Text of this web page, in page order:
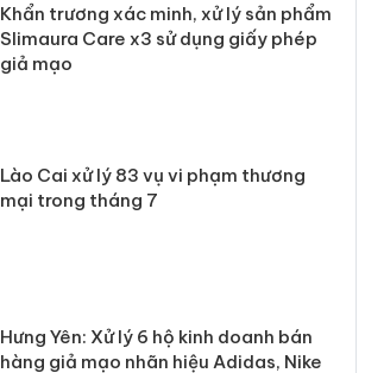
Khẩn trương xác minh, xử lý sản phẩm
Slimaura Care x3 sử dụng giấy phép
giả mạo
Lào Cai xử lý 83 vụ vi phạm thương
mại trong tháng 7
Hưng Yên: Xử lý 6 hộ kinh doanh bán
hàng giả mạo nhãn hiệu Adidas, Nike